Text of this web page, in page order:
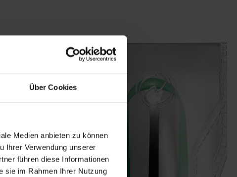
Über Cookies
Medien anbieten zu können
Ihrer Verwendung unserer
führen diese Informationen
sie im Rahmen Ihrer Nutzung